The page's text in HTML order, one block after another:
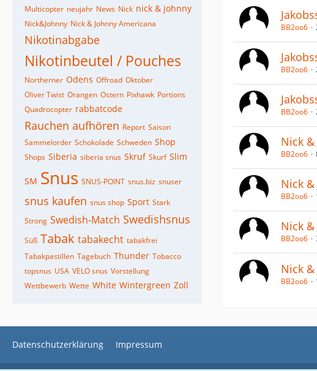
Multicopter neujahr News Nick nick & johnny
Nick&Johnny Nick & Johnny Americana
Nikotinabgabe
Nikotinbeutel / Pouches
Northerner Odens Offroad Oktober
Oliver Twist Orangen Ostern Pixhawk Portions
Quadrocopter rabbatcode
Rauchen aufhören Report Saison
Sammelorder Schokolade Schweden Shop
Shops Siberia siberia snus Skruf Skurf Slim
SM Snus SNUS-POINT snus.biz snuser
snus kaufen snus shop Sport Stark
Strong Swedish-Match Swedishsnus
Süß Tabak tabakecht tabakfrei
Tabakpastillen Tagebuch Thunder Tobacco
topsnus USA VELO snus Vorstellung
Wettbewerb Wette White Wintergreen Zoll
BB2oo6
BB2oo6
BB2oo6
Nick
BB2oo6
Nick
BB2oo6
Nick &
BB2oo6
Nick &
BB2oo6
Datenschutzerklärung Impressum